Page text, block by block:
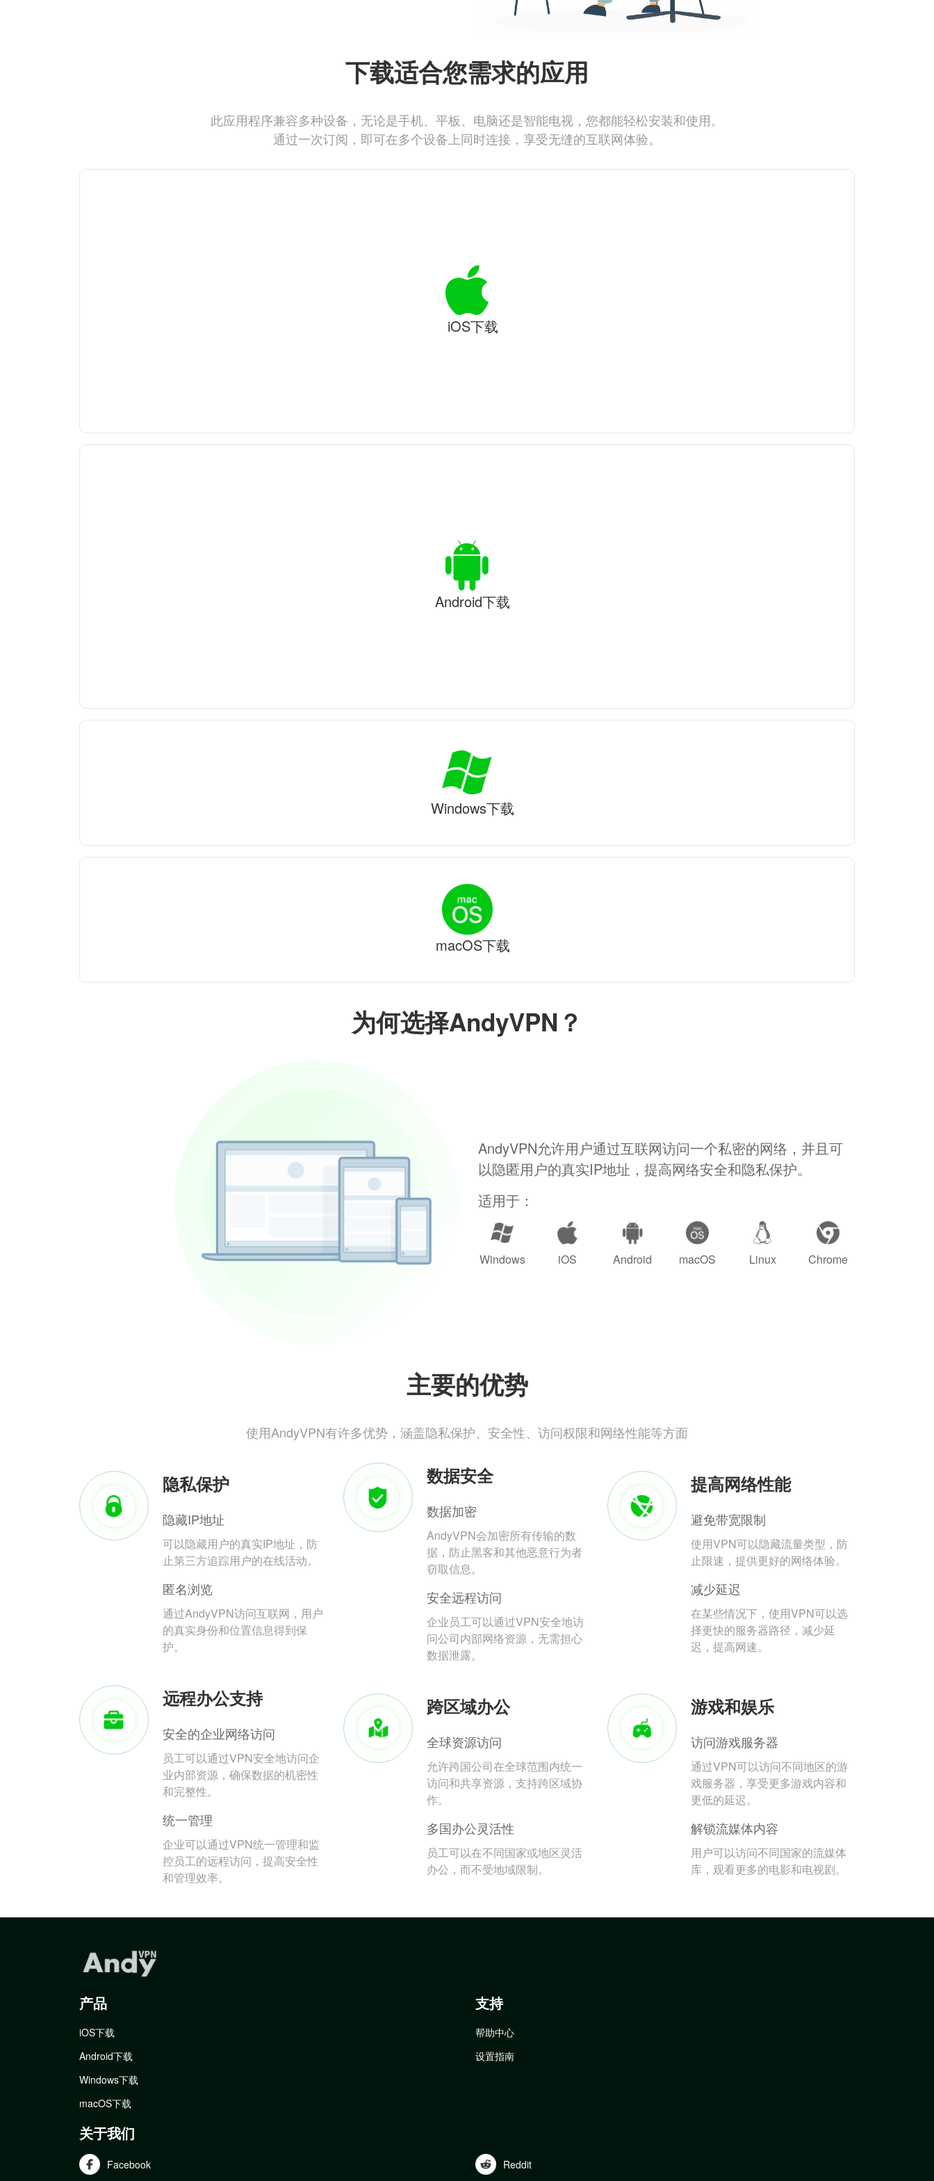
为何选择AndyVPN？
AndyVPN允许用户通过互联网访问一个私密的网络，并且可
以隐匿用户的真实IP地址，提高网络安全和隐私保护。
适用于：
Windows iOS Android macOS Linux Chrome
主要的优势
使用AndyVPN有许多优势，涵盖隐私保护、安全性、访问权限和网络性能等方面
隐私保护
隐藏IP地址
可以隐藏用户的真实IP地址，防
止第三方追踪用户的在线活动。
匿名浏览
通过AndyVPN访问互联网，用户
的真实身份和位置信息得到保
护。
数据安全
数据加密
AndyVPN会加密所有传输的数
据，防止黑客和其他恶意行为者
窃取信息。
安全远程访问
企业员工可以通过VPN安全地访
问公司内部网络资源，无需担心
数据泄露。
提高网络性能
避免带宽限制
使用VPN可以隐藏流量类型，防
止限速，提供更好的网络体验。
减少延迟
在某些情况下，使用VPN可以选
择更快的服务器路径，减少延
迟，提高网速。
远程办公支持
安全的企业网络访问
员工可以通过VPN安全地访问企
业内部资源，确保数据的机密性
和完整性。
统一管理
企业可以通过VPN统一管理和监
控员工的远程访问，提高安全性
和管理效率。
跨区域办公
全球资源访问
允许跨国公司在全球范围内统一
访问和共享资源，支持跨区域协
作。
多国办公灵活性
员工可以在不同国家或地区灵活
办公，而不受地域限制。
游戏和娱乐
访问游戏服务器
通过VPN可以访问不同地区的游
戏服务器，享受更多游戏内容和
更低的延迟。
解锁流媒体内容
用户可以访问不同国家的流媒体
库，观看更多的电影和电视剧。
下载适合您需求的应用
此应用程序兼容多种设备，无论是手机、平板、电脑还是智能电视，您都能轻松安装和使用。
通过一次订阅，即可在多个设备上同时连接，享受无缝的互联网体验。
iOS下载
Android下载
Windows下载
macOS下载
产品
iOS下载
Android下载
Windows下载
macOS下载
支持
帮助中心
设置指南
关于我们
Facebook Reddit